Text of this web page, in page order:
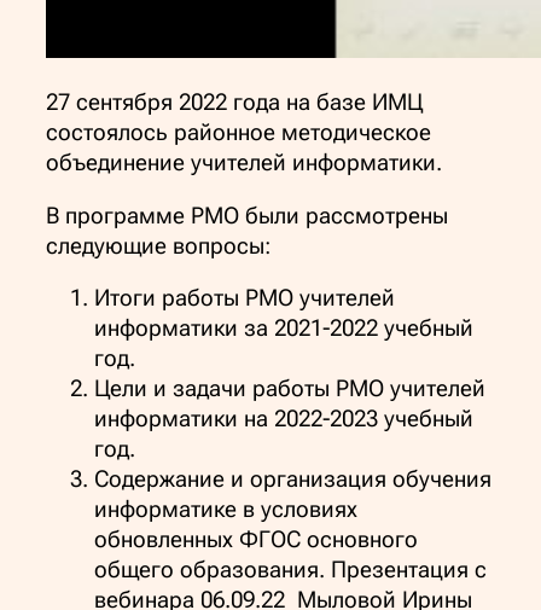
27 сентября 2022 года на базе ИМЦ
состоялось районное методическое
объединение учителей информатики.
В программе РМО были рассмотрены
следующие вопросы:
Итоги работы РМО учителей
информатики за 2021-2022 учебный
год.
Цели и задачи работы РМО учителей
информатики на 2022-2023 учебный
год.
Содержание и организация обучения
информатике в условиях
обновленных ФГОС основного
общего образования. Презентация с
вебинара 06.09.22 Мыловой Ирины